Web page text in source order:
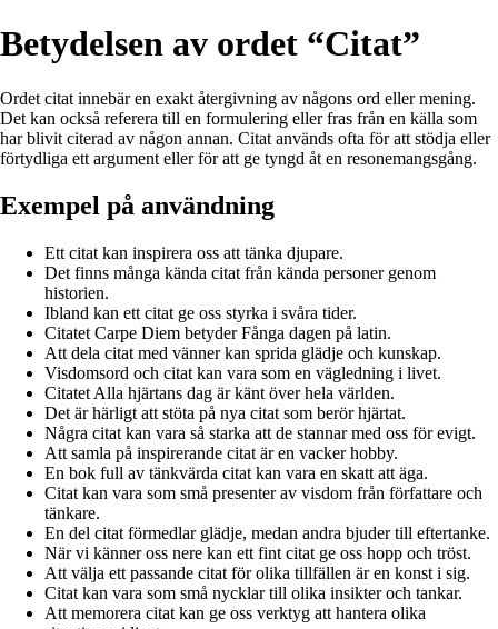
Betydelsen av ordet “Citat”
Ordet citat innebär en exakt återgivning av någons ord eller mening.
Det kan också referera till en formulering eller fras från en källa som
har blivit citerad av någon annan. Citat används ofta för att stödja eller
förtydliga ett argument eller för att ge tyngd åt en resonemangsgång.
Exempel på användning
Ett citat kan inspirera oss att tänka djupare.
Det finns många kända citat från kända personer genom
historien.
Ibland kan ett citat ge oss styrka i svåra tider.
Citatet Carpe Diem betyder Fånga dagen på latin.
Att dela citat med vänner kan sprida glädje och kunskap.
Visdomsord och citat kan vara som en vägledning i livet.
Citatet Alla hjärtans dag är känt över hela världen.
Det är härligt att stöta på nya citat som berör hjärtat.
Några citat kan vara så starka att de stannar med oss för evigt.
Att samla på inspirerande citat är en vacker hobby.
En bok full av tänkvärda citat kan vara en skatt att äga.
Citat kan vara som små presenter av visdom från författare och
tänkare.
En del citat förmedlar glädje, medan andra bjuder till eftertanke.
När vi känner oss nere kan ett fint citat ge oss hopp och tröst.
Att välja ett passande citat för olika tillfällen är en konst i sig.
Citat kan vara som små nycklar till olika insikter och tankar.
Att memorera citat kan ge oss verktyg att hantera olika